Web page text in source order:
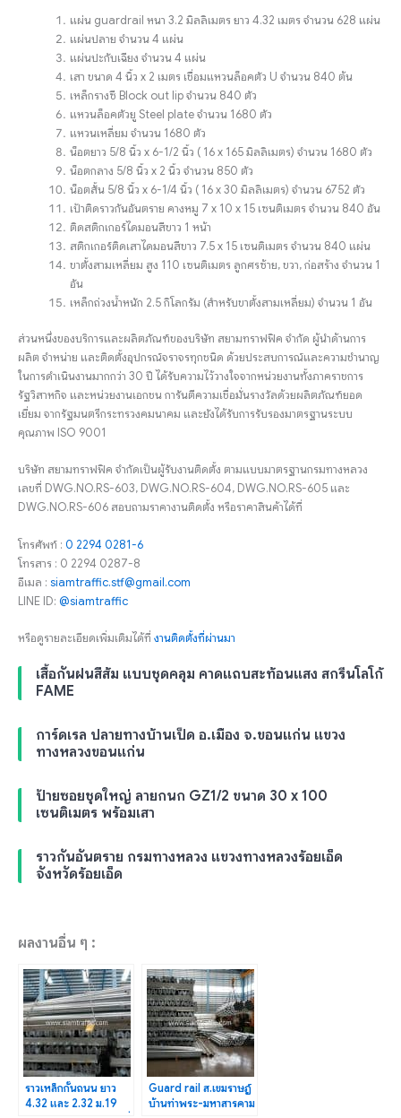
แผ่น guardrail หนา 3.2 มิลลิเมตร ยาว 4.32 เมตร จำนวน 628 แผ่น
แผ่นปลาย จำนวน 4 แผ่น
แผ่นปะกับเฉียง จำนวน 4 แผ่น
เสา ขนาด 4 นิ้ว x 2 เมตร เชื่อมแหวนล็อคตัว U จำนวน 840 ต้น
เหล็กรางซี Block out lip จำนวน 840 ตัว
แหวนล็อคตัวยู Steel plate จำนวน 1680 ตัว
แหวนเหลี่ยม จำนวน 1680 ตัว
น็อตยาว 5/8 นิ้ว x 6-1/2 นิ้ว ( 16 x 165 มิลลิเมตร) จำนวน 1680 ตัว
น็อตกลาง 5/8 นิ้ว x 2 นิ้ว จำนวน 850 ตัว
น็อตสั้น 5/8 นิ้ว x 6-1/4 นิ้ว ( 16 x 30 มิลลิเมตร) จำนวน 6752 ตัว
เป้าติดราวกันอันตราย คางหมู 7 x 10 x 15 เซนติเมตร จำนวน 840 อัน
ติดสติกเกอร์ไดมอนสีขาว 1 หน้า
สติกเกอร์ติดเสาไดมอนสีขาว 7.5 x 15 เซนติเมตร จำนวน 840 แผ่น
ขาตั้งสามเหลี่ยม สูง 110 เซนติเมตร ลูกศรซ้าย, ขวา, ก่อสร้าง จำนวน 1
อัน
เหล็กถ่วงน้ำหนัก 2.5 กิโลกรัม (สำหรับขาตั้งสามเหลี่ยม) จำนวน 1 อัน
ส่วนหนึ่งของบริการและผลิตภัณฑ์ของบริษัท สยามทราฟฟิค จำกัด ผู้นำด้านการ
ผลิต จำหน่าย และติดตั้งอุปกรณ์จราจรทุกชนิด ด้วยประสบการณ์และความชำนาญ
ในการดำเนินงานมากกว่า 30 ปี ได้รับความไว้วางใจจากหน่วยงานทั้งภาคราชการ
รัฐวิสาหกิจ และหน่วยงานเอกชน การันตีความเชื่อมั่นรางวัลด้วยผลิตภัณฑ์ยอด
เยี่ยม จากรัฐมนตรีกระทรวงคมนาคม และยังได้รับการรับรองมาตรฐานระบบ
คุณภาพ ISO 9001
บริษัท สยามทราฟฟิค จำกัดเป็นผู้รับงานติดตั้ง ตามแบบมาตรฐานกรมทางหลวง
เลขที่ DWG.NO.RS-603, DWG.NO.RS-604, DWG.NO.RS-605 และ
DWG.NO.RS-606 สอบถามราคางานติดตั้ง หรือราคาสินค้าได้ที่
โทรศัพท์ : 0 2294 0281-6
โทรสาร : 0 2294 0287-8
อีเมล : siamtraffic.stf@gmail.com
LINE ID: @siamtraffic
หรือดูรายละเอียดเพิ่มเติมได้ที่ งานติดตั้งที่ผ่านมา
เสื้อกันฝนสีส้ม แบบชุดคลุม คาดแถบสะท้อนแสง สกรีนโลโก้
FAME
การ์ดเรล ปลายทางบ้านเป็ด อ.เมือง จ.ขอนแก่น แขวง
ทางหลวงขอนแก่น
ป้ายซอยชุดใหญ่ ลายกนก GZ1/2 ขนาด 30 x 100
เซนติเมตร พร้อมเสา
ราวกันอันตราย กรมทางหลวง แขวงทางหลวงร้อยเอ็ด
จังหวัดร้อยเอ็ด
ผลงานอื่น ๆ :
ราวเหล็กกั้นถนน ยาว
4.32 และ 2.32 ม.19
Guard rail ส.เขมราษฎ์
บ้านท่าพระ-มหาสารคาม